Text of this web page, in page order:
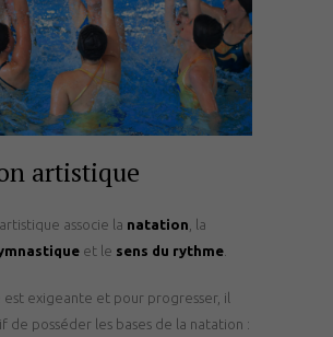
artistique
associe la natation , la
et le sens du rythme
est exigeante et pour progresser, il
de posséder les bases de la natation :